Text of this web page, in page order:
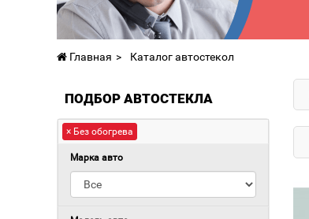
Главная Каталог автостекол
ПОДБОР АВТОСТЕКЛА
× Без обогрева
Марка авто